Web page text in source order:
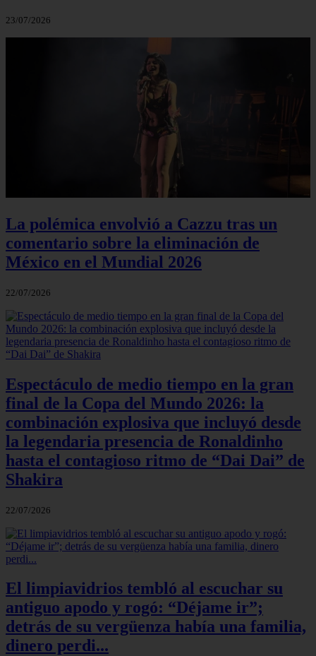
23/07/2026
La polémica envolvió a Cazzu tras un
comentario sobre la eliminación de
México en el Mundial 2026
22/07/2026
Espectáculo de medio tiempo en la gran
final de la Copa del Mundo 2026: la
combinación explosiva que incluyó desde
la legendaria presencia de Ronaldinho
hasta el contagioso ritmo de “Dai Dai” de
Shakira
22/07/2026
El limpiavidrios tembló al escuchar su
antiguo apodo y rogó: “Déjame ir”;
detrás de su vergüenza había una familia,
dinero perdi...